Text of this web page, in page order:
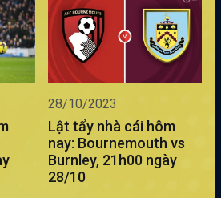
28/10/2023
Lật tẩy nhà cái hôm
nay: Bournemouth vs
Burnley, 21h00 ngày
28/10